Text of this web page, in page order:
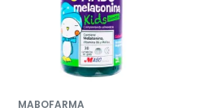
MABOFARMA